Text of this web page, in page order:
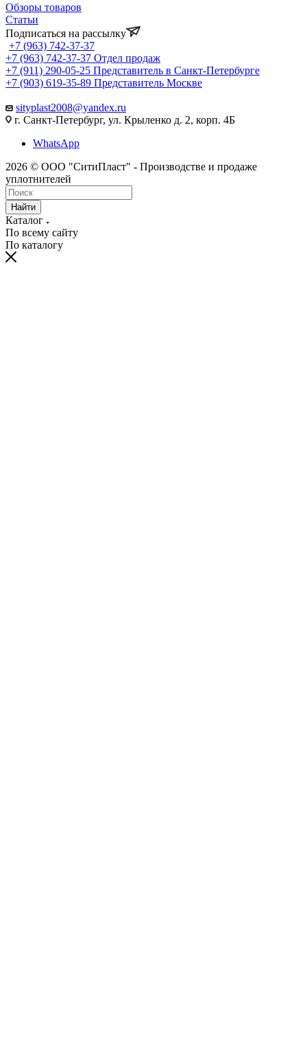
Обзоры товаров
Статьи
Подписаться на рассылку
+7 (963) 742-37-37
+7 (963) 742-37-37 Отдел продаж
+7 (911) 290-05-25 Представитель в Санкт-Петербурге
+7 (903) 619-35-89 Представитель Москве
sityplast2008@yandex.ru
г. Санкт-Петербург, ул. Крыленко д. 2, корп. 4Б
WhatsApp
2026 © ООО "СитиПласт" - Производстве и продаже
уплотнителей
Найти
Каталог
По всему сайту
По каталогу